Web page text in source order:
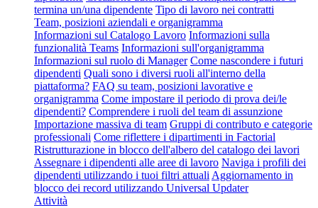
termina un/una dipendente Tipo di lavoro nei contratti
Team, posizioni aziendali e organigramma
Informazioni sul Catalogo Lavoro Informazioni sulla
funzionalità Teams Informazioni sull'organigramma
Informazioni sul ruolo di Manager Come nascondere i futuri
dipendenti Quali sono i diversi ruoli all'interno della
piattaforma? FAQ su team, posizioni lavorative e
organigramma Come impostare il periodo di prova dei/le
dipendenti? Comprendere i ruoli del team di assunzione
Importazione massiva di team Gruppi di contributo e categorie
professionali Come riflettere i dipartimenti in Factorial
Ristrutturazione in blocco dell'albero del catalogo dei lavori
Assegnare i dipendenti alle aree di lavoro Naviga i profili dei
dipendenti utilizzando i tuoi filtri attuali Aggiornamento in
blocco dei record utilizzando Universal Updater
Attività